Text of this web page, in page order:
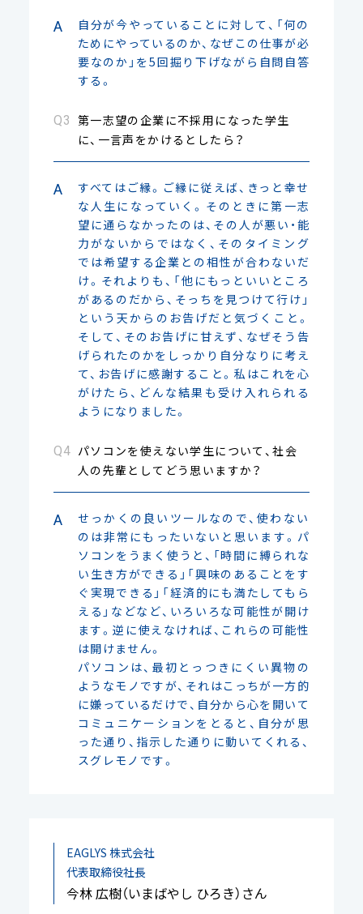
自分が今やっていることに対して、「何の
ためにやっているのか、なぜこの仕事が必
要なのか」を5回掘り下げながら自問自答
する。
第一志望の企業に不採用になった学生
に、一言声をかけるとしたら？
すべてはご縁。ご縁に従えば、きっと幸せ
な人生になっていく。そのときに第一志
望に通らなかったのは、その人が悪い・能
力がないからではなく、そのタイミング
では希望する企業との相性が合わないだ
け。それよりも、「他にもっといいところ
があるのだから、そっちを見つけて行け」
という天からのお告げだと気づくこと。
そして、そのお告げに甘えず、なぜそう告
げられたのかをしっかり自分なりに考え
て、お告げに感謝すること。私はこれを心
がけたら、どんな結果も受け入れられる
ようになりました。
パソコンを使えない学生について、社会
人の先輩としてどう思いますか？
せっかくの良いツールなので、使わない
のは非常にもったいないと思います。パ
ソコンをうまく使うと、「時間に縛られな
い生き方ができる」「興味のあることをす
ぐ実現できる」「経済的にも満たしてもら
える」などなど、いろいろな可能性が開け
ます。逆に使えなければ、これらの可能性
は開けません。
パソコンは、最初とっつきにくい異物の
ようなモノですが、それはこっちが一方的
に嫌っているだけで、自分から心を開いて
コミュニケーションをとると、自分が思
った通り、指示した通りに動いてくれる、
スグレモノです。
EAGLYS 株式会社
代表取締役社長
今林 広樹（いまばやし ひろき）さん